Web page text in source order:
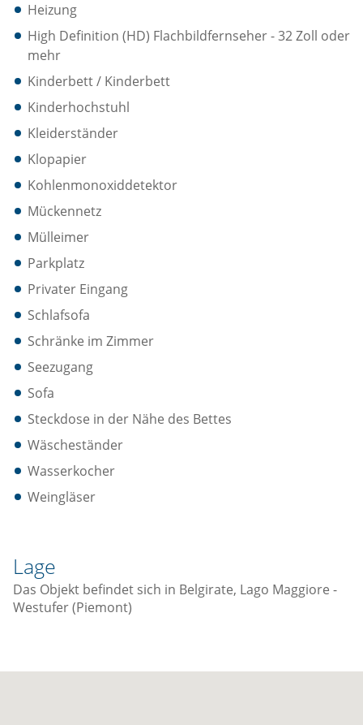
Heizung
High Definition (HD) Flachbildfernseher - 32 Zoll oder
mehr
Kinderbett / Kinderbett
Kinderhochstuhl
Kleiderständer
Klopapier
Kohlenmonoxiddetektor
Mückennetz
Mülleimer
Parkplatz
Privater Eingang
Schlafsofa
Schränke im Zimmer
Seezugang
Sofa
Steckdose in der Nähe des Bettes
Wäscheständer
Wasserkocher
Weingläser
Lage
Das Objekt befindet sich in Belgirate, Lago Maggiore -
Westufer (Piemont)